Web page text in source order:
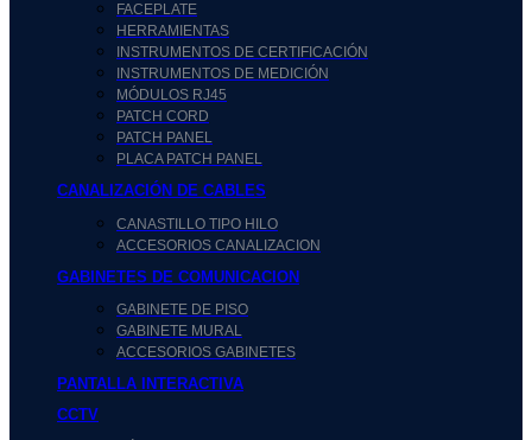
FACEPLATE
HERRAMIENTAS
INSTRUMENTOS DE CERTIFICACIÓN
INSTRUMENTOS DE MEDICIÓN
MÓDULOS RJ45
PATCH CORD
PATCH PANEL
PLACA PATCH PANEL
CANALIZACIÓN DE CABLES
CANASTILLO TIPO HILO
ACCESORIOS CANALIZACION
GABINETES DE COMUNICACION
GABINETE DE PISO
GABINETE MURAL
ACCESORIOS GABINETES
PANTALLA INTERACTIVA
CCTV